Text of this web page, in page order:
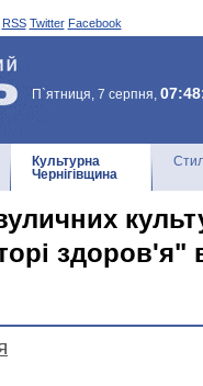
RSS Twitter Facebook
П`ятниця, 7 серпня,
Культурна
Чернігівщина
здоров'я"